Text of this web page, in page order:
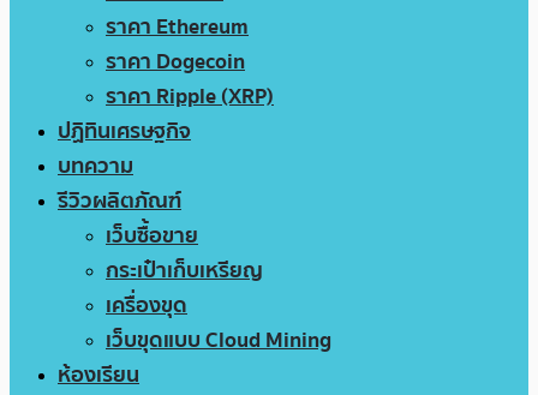
ราคา Ethereum
ราคา Dogecoin
ราคา Ripple (XRP)
ปฏิทินเศรษฐกิจ
บทความ
รีวิวผลิตภัณฑ์
เว็บซื้อขาย
กระเป๋าเก็บเหรียญ
เครื่องขุด
เว็บขุดแบบ Cloud Mining
ห้องเรียน